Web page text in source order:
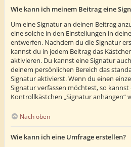
Wie kann ich meinem Beitrag eine
Um eine Signatur an deinen Beitrag
eine solche in den Einstellungen in
entwerfen. Nachdem du die Signatur
kannst du in jedem Beitrag das
aktivieren. Du kannst eine Signatur
deinem persönlichen Bereich das
Signatur aktivierst. Wenn du einen
Signatur verfassen möchtest, so
Kontrollkästchen „Signatur anhängen“
Nach oben
Wie kann ich eine Umfrage erstellen?